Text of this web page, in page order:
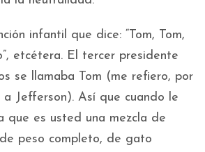
infantil que dice: “Tom, Tom,
etcétera. El tercer presidente
se llamaba Tom (me refiero, por
Jefferson). Así que cuando le
que es usted una mezcla de
peso completo, de gato